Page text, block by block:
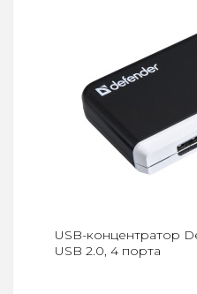
USB-концентратор
USB 2.0, 4 порта